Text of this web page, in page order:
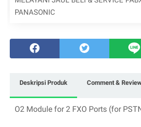
PANASONIC
Deskripsi Produk Comment &
O2 Module for 2 FXO Ports (for